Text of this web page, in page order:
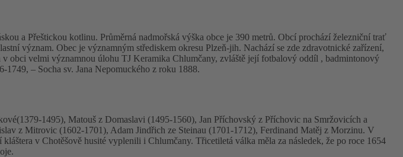
a Přeštickou kotlinu. Průměrná nadmořská výška obce je 390 metrů. Obcí prochází železniční trať
význam. Obec je významným střediskem okresu Plzeň-jih. Nachází se zde zdravotnické zařízení,
obci velmi významnou úlohu TJ Keramika Chlumčany, zvláště její fotbalový oddíl , badmintonový
– Socha sv. Jana Nepomuckého z roku 1888.
1495), Matouš z Domaslavi (1495-1560), Jan Příchovský z Příchovic na Smržovicích a
z Mitrovic (1602-1701), Adam Jindřich ze Steinau (1701-1712), Ferdinand Matěj z Morzinu. V
v Chotěšově husité vyplenili i Chlumčany. Třicetiletá válka měla za následek, že po roce 1654